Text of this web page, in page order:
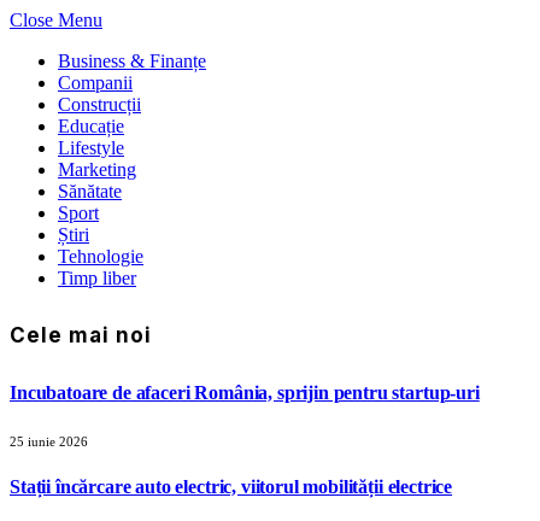
Close Menu
Business & Finanțe
Companii
Construcții
Educație
Lifestyle
Marketing
Sănătate
Sport
Știri
Tehnologie
Timp liber
Cele mai noi
Incubatoare de afaceri România, sprijin pentru startup-uri
25 iunie 2026
Stații încărcare auto electric, viitorul mobilității electrice